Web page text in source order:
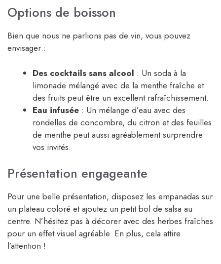
Options de boisson
Bien que nous ne parlions pas de vin, vous pouvez
envisager :
Des cocktails sans alcool : Un soda à la
limonade mélangé avec de la menthe fraîche et
des fruits peut être un excellent rafraîchissement.
Eau infusée : Un mélange d’eau avec des
rondelles de concombre, du citron et des feuilles
de menthe peut aussi agréablement surprendre
vos invités.
Présentation engageante
Pour une belle présentation, disposez les empanadas sur
un plateau coloré et ajoutez un petit bol de salsa au
centre. N’hésitez pas à décorer avec des herbes fraîches
pour un effet visuel agréable. En plus, cela attire
l’attention !